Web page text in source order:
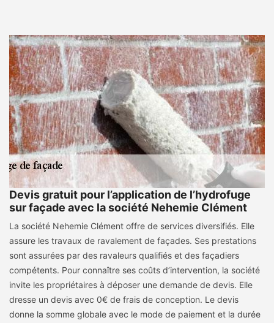
Devis gratuit pour l’application de l’hydrofuge
sur façade avec la société Nehemie Clément
La société Nehemie Clément offre de services diversifiés. Elle
assure les travaux de ravalement de façades. Ses prestations
sont assurées par des ravaleurs qualifiés et des façadiers
compétents. Pour connaître ses coûts d’intervention, la société
invite les propriétaires à déposer une demande de devis. Elle
dresse un devis avec 0€ de frais de conception. Le devis
donne la somme globale avec le mode de paiement et la durée